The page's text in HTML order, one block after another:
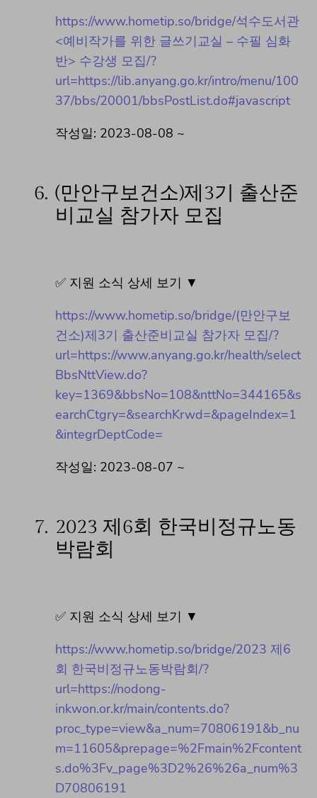
https://www.hometip.so/bridge/석수도서관
<예비작가를 위한 글쓰기교실 – 수필 심화
반> 수강생 모집/?
url=https://lib.anyang.go.kr/intro/menu/100
37/bbs/20001/bbsPostList.do#javascript
작성일: 2023-08-08 ~
6. (만안구보건소)제3기 출산준
비교실 참가자 모집
✅ 지원 소식 상세 보기 ▼
https://www.hometip.so/bridge/(만안구보
건소)제3기 출산준비교실 참가자 모집/?
url=https://www.anyang.go.kr/health/select
BbsNttView.do?
key=1369&bbsNo=108&nttNo=344165&s
earchCtgry=&searchKrwd=&pageIndex=1
&integrDeptCode=
작성일: 2023-08-07 ~
7. 2023 제6회 한국비정규노동
박람회
✅ 지원 소식 상세 보기 ▼
https://www.hometip.so/bridge/2023 제6
회 한국비정규노동박람회/?
url=https://nodong-
inkwon.or.kr/main/contents.do?
proc_type=view&a_num=70806191&b_nu
m=11605&prepage=%2Fmain%2Fcontent
s.do%3Fv_page%3D2%26%26a_num%3
D70806191